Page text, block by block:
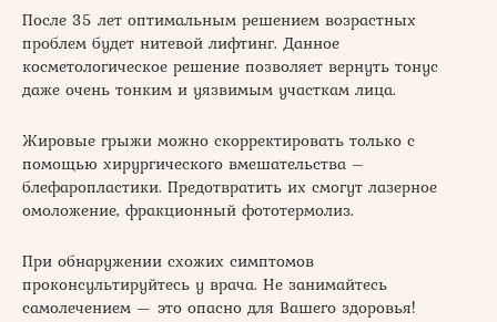
После 35 лет оптимальным решением возрастных
проблем будет нитевой лифтинг. Данное
косметологическое решение позволяет вернуть тонус
даже очень тонким и уязвимым участкам лица.
Жировые грыжи можно скорректировать только с
помощью хирургического вмешательства –
блефаропластики. Предотвратить их смогут лазерное
омоложение, фракционный фототермолиз.
При обнаружении схожих симптомов
проконсультируйтесь у врача. Не занимайтесь
самолечением — это опасно для Вашего здоровья!